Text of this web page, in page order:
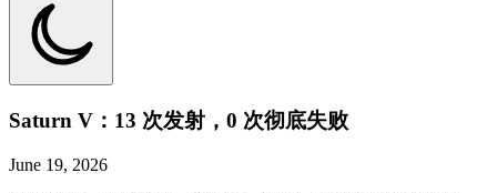
Saturn V：13 次发射，0 次彻底失败
June 19, 2026